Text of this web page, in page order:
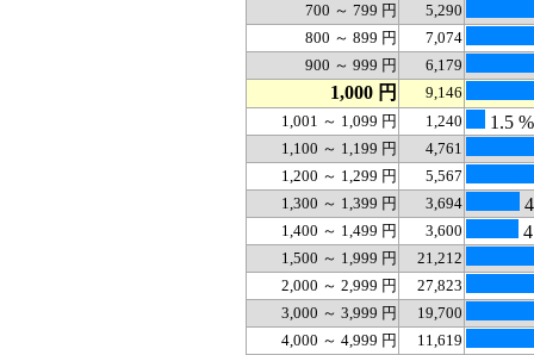
700 ～ 799 円
5,290
800 ～ 899 円
7,074
900 ～ 999 円
6,179
1,000 円
9,146
1,001 ～ 1,099 円
1,240 1.5 %
1,100 ～ 1,199 円
4,761
1,200 ～ 1,299 円
5,567
1,300 ～ 1,399 円
3,694
1,400 ～ 1,499 円 3,600
1,500 ～ 1,999 円
21,212
2,000 ～ 2,999 円
27,823
3,000 ～ 3,999 円
19,700
4,000 ～ 4,999 円
11,619